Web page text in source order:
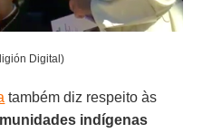
Digital)
também diz respeito às
indígenas